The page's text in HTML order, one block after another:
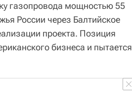
газопровода мощностью 55
России через Балтийское
проекта. Позиция
бизнеса и пытается